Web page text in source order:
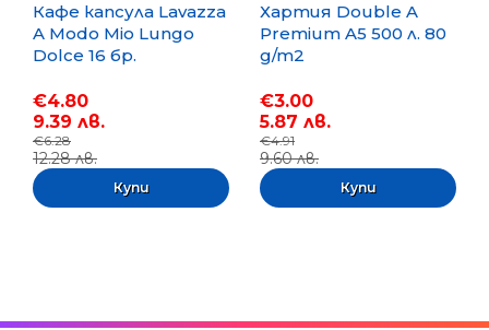
Кафе капсула Lavazza
A Modo Mio Lungo
Dolce 16 бр.
€4.80
9.39 лв.
€6.28
12.28 лв.
Хартия Double A
Premium A5 500 л. 80
g/m2
€3.00
5.87 лв.
€4.91
9.60 лв.